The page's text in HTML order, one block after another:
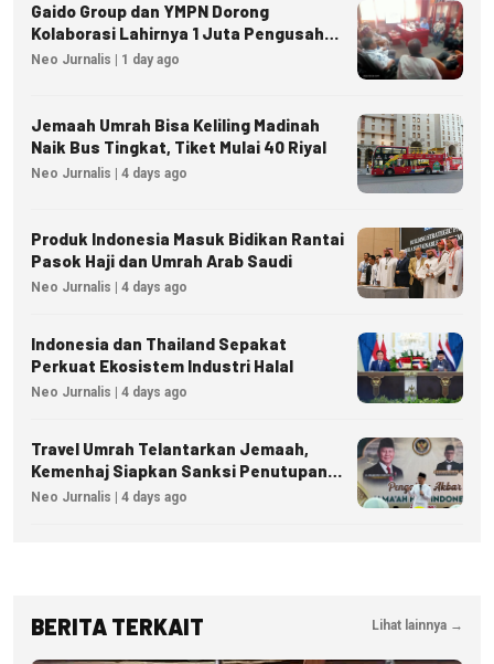
Gaido Group dan YMPN Dorong
Kolaborasi Lahirnya 1 Juta Pengusaha
Ekonomi Syariah
Neo Jurnalis | 1 day ago
Jemaah Umrah Bisa Keliling Madinah
Naik Bus Tingkat, Tiket Mulai 40 Riyal
Neo Jurnalis | 4 days ago
Produk Indonesia Masuk Bidikan Rantai
Pasok Haji dan Umrah Arab Saudi
Neo Jurnalis | 4 days ago
Indonesia dan Thailand Sepakat
Perkuat Ekosistem Industri Halal
Neo Jurnalis | 4 days ago
Travel Umrah Telantarkan Jemaah,
Kemenhaj Siapkan Sanksi Penutupan
Izin hingga Pidana
Neo Jurnalis | 4 days ago
BERITA TERKAIT Lihat lainnya →